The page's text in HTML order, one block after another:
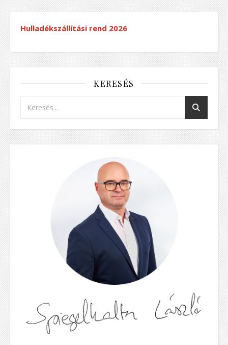
Hulladékszállítási rend 2026
KERESÉS